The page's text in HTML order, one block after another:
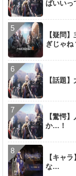
ばいいっ
【疑問
ぎじゃね
【話題
【驚愕
か…！
【キャ
な…